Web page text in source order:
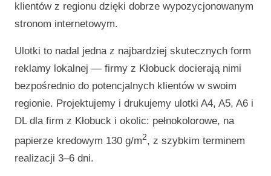
klientów z regionu dzięki dobrze wypozycjonowanym
stronom internetowym.
Ulotki to nadal jedna z najbardziej skutecznych form
reklamy lokalnej — firmy z Kłobuck docierają nimi
bezpośrednio do potencjalnych klientów w swoim
regionie. Projektujemy i drukujemy ulotki A4, A5, A6 i
DL dla firm z Kłobuck i okolic: pełnokolorowe, na
papierze kredowym 130 g/m2, z szybkim terminem
realizacji 3–6 dni.